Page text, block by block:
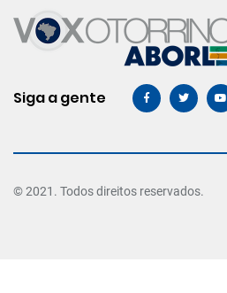
Siga a gente
© 2021. Todos direitos reservados.